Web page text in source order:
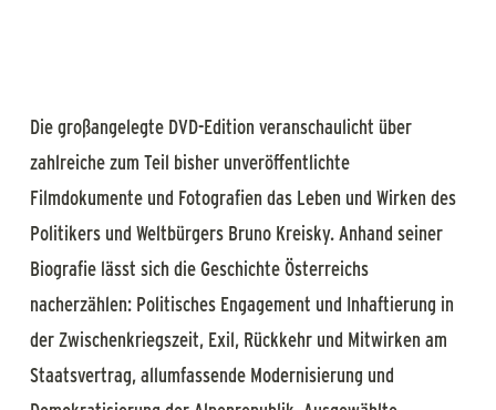
Die großangelegte DVD-Edition veranschaulicht über
zahlreiche zum Teil bisher unveröffentlichte
Filmdokumente und Fotografien das Leben und Wirken des
Politikers und Weltbürgers Bruno Kreisky. Anhand seiner
Biografie lässt sich die Geschichte Österreichs
nacherzählen: Politisches Engagement und Inhaftierung in
der Zwischenkriegszeit, Exil, Rückkehr und Mitwirken am
Staatsvertrag, allumfassende Modernisierung und